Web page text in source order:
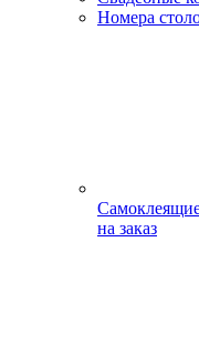
Номера
на заказ